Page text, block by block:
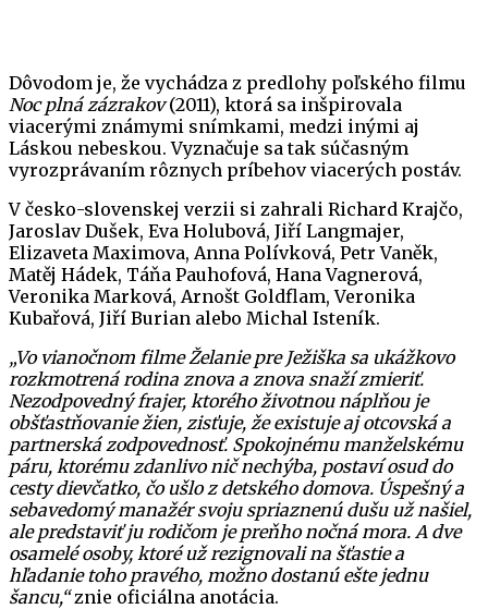
Dôvodom je, že vychádza z predlohy poľského filmu
Noc plná zázrakov(2011), ktorá sa inšpirovala
viacerými známymi snímkami, medzi inými aj
Láskou nebeskou. Vyznačuje sa tak súčasným
vyrozprávaním rôznych príbehov viacerých postáv.
V česko-slovenskej verzii si zahrali Richard Krajčo,
Jaroslav Dušek, Eva Holubová, Jiří Langmajer,
Elizaveta Maximova, Anna Polívková, Petr Vaněk,
Matěj Hádek, Táňa Pauhofová, Hana Vagnerová,
Veronika Marková, Arnošt Goldflam, Veronika
Kubařová, Jiří Burian alebo Michal Isteník.
„Vo vianočnom filme Želanie pre Ježiška sa ukážkovo
rozkmotrená rodina znova a znova snaží zmieriť.
Nezodpovedný frajer, ktorého životnou náplňou je
obšťastňovanie žien, zisťuje, že existuje aj otcovská a
partnerská zodpovednosť. Spokojnému manželskému
páru, ktorému zdanlivo nič nechýba, postaví osud do
cesty dievčatko, čo ušlo z detského domova. Úspešný a
sebavedomý manažér svoju spriaznenú dušu už našiel,
ale predstaviť ju rodičom je preňho nočná mora. A dve
osamelé osoby, ktoré už rezignovali na šťastie a
hľadanie toho pravého, možno dostanú ešte jednu
šancu,“znie oficiálna anotácia.